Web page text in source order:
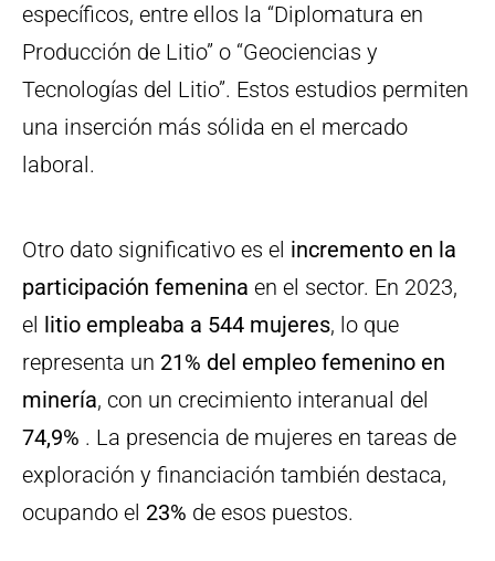
específicos, entre ellos la “Diplomatura en
Producción de Litio” o “Geociencias y
Tecnologías del Litio”. Estos estudios permiten
una inserción más sólida en el mercado
laboral.
Otro dato significativo es el incremento en la
participación femenina en el sector. En 2023,
el litio empleaba a 544 mujeres, lo que
representa un 21% del empleo femenino en
minería, con un crecimiento interanual del
74,9% . La presencia de mujeres en tareas de
exploración y financiación también destaca,
ocupando el 23% de esos puestos.